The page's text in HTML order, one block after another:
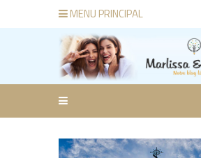
MENU PRINCIPAL